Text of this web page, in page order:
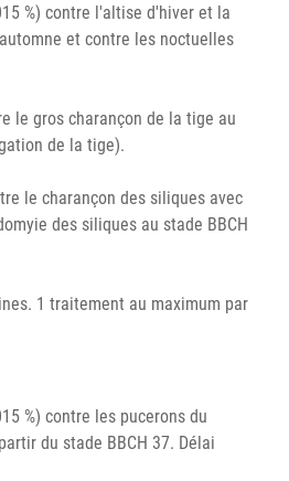
%) contre l'altise d'hiver et la
et contre les noctuelles
le gros charançon de la tige au
de la tige).
le charançon des siliques avec
des siliques au stade BBCH
1 traitement au maximum par
%) contre les pucerons du
du stade BBCH 37. Délai